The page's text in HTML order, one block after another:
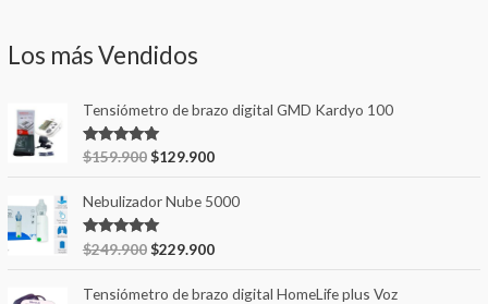
p
:
Los más Vendidos
Tensiómetro de brazo digital GMD Kardyo 100
Valorado en
$159.900$129.900
Nebulizador Nube 5000
Valorado en
5.00
$249.900$229.900
Tensiómetro de brazo digital HomeLife plus Voz